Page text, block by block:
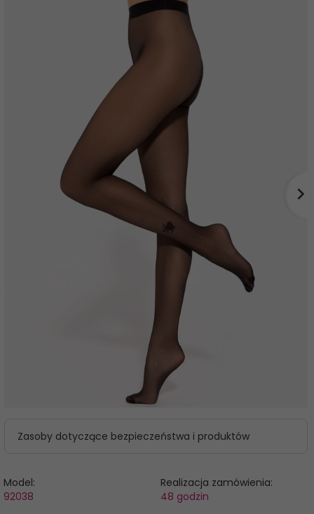
Zasoby dotyczące bezpieczeństwa i produktów
Model:
92038
Realizacja zamówienia:
48 godzin